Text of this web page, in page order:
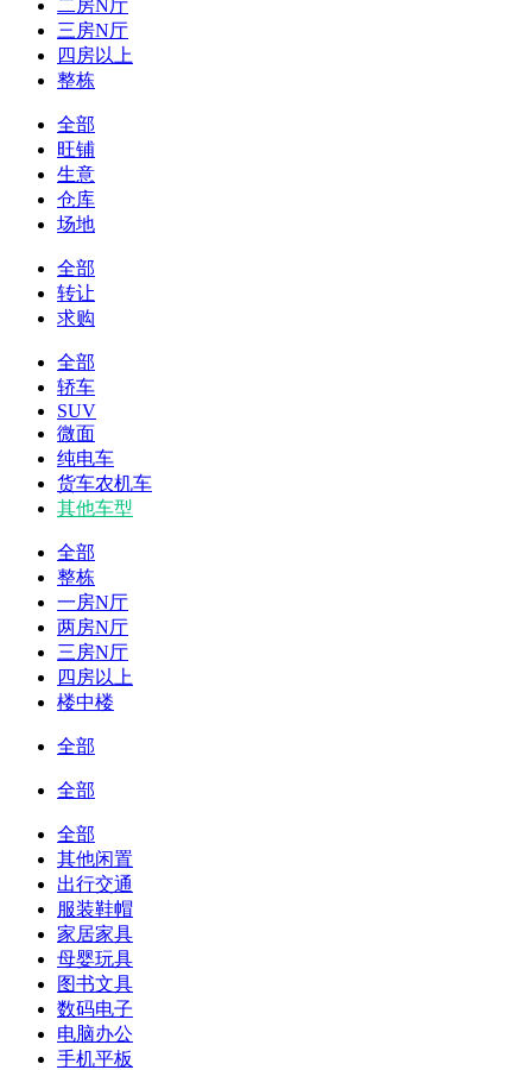
二房N厅
三房N厅
四房以上
整栋
全部
旺铺
生意
仓库
场地
全部
转让
求购
全部
轿车
SUV
微面
纯电车
货车农机车
其他车型
全部
整栋
一房N厅
两房N厅
三房N厅
四房以上
楼中楼
全部
全部
全部
其他闲置
出行交通
服装鞋帽
家居家具
母婴玩具
图书文具
数码电子
电脑办公
手机平板